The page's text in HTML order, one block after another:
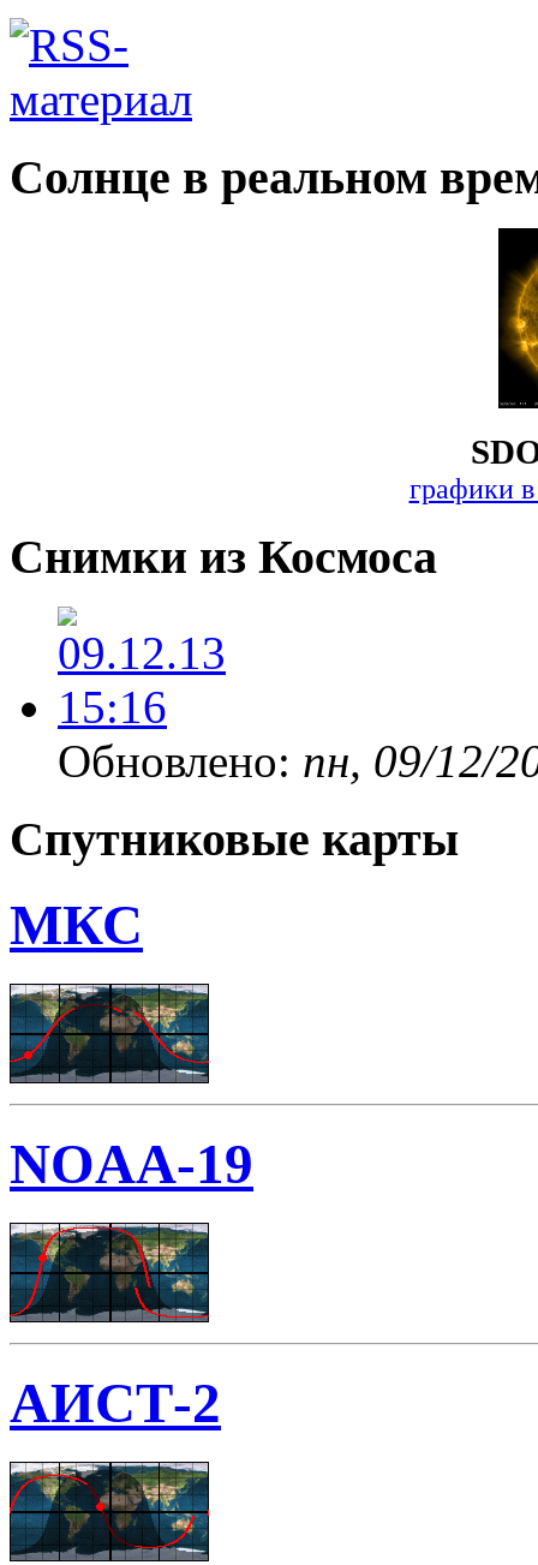
Солнце в реальном
графики
Снимки из Космоса
Обновлено: пн, 09/12/
Спутниковые карты
МКС
NOAA-19
АИСТ-2